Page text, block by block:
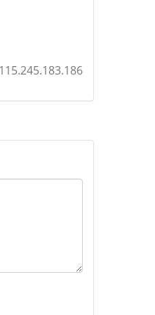
115.245.183.186